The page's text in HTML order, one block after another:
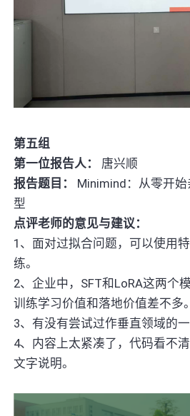
第五组
第一位报告人：
唐兴顺
报告题目：
Minimind：从零开
型
点评老师的意见与建议：
1、面对过拟合问题，可以使用
练。
2、企业中，SFT和LoRA这两个
训练学习价值和落地价值差不多。
3、有没有尝试过作垂直领域的一
4、内容上太紧凑了，代码看不
文字说明。